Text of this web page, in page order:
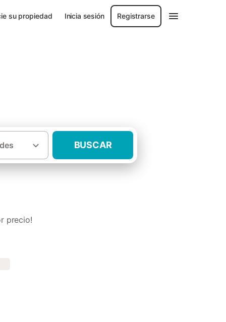
su propiedad Inicia sesión Registrarse
BUSCAR
precio!